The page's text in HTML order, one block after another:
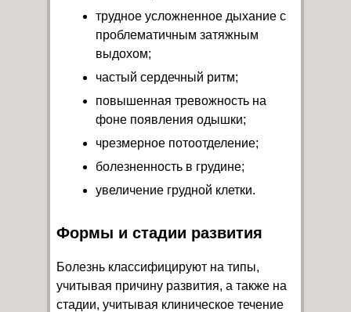
трудное усложненное дыхание с
проблематичным затяжным
выдохом;
частый сердечный ритм;
повышенная тревожность на
фоне появления одышки;
чрезмерное потоотделение;
болезненность в грудине;
увеличение грудной клетки.
Формы и стадии развития
Болезнь классифицируют на типы,
учитывая причину развития, а также на
стадии, учитывая клиническое течение